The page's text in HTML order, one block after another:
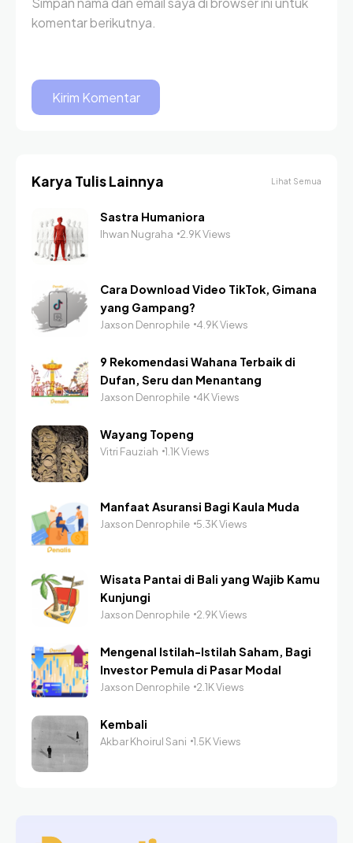
komentar berikutnya.
Karya Tulis Lainnya Lihat Semua
Sastra Humaniora
Ihwan Nugraha 2.9K Views
Cara Download Video TikTok, Gimana
yang Gampang?
Jaxson Denrophile 4.9K Views
9 Rekomendasi Wahana Terbaik di
Dufan, Seru dan Menantang
Jaxson Denrophile 4K Views
Wayang Topeng
Vitri Fauziah 1.1K Views
Manfaat Asuransi Bagi Kaula Muda
Jaxson Denrophile 5.3K Views
Wisata Pantai di Bali yang Wajib Kamu
Kunjungi
Jaxson Denrophile 2.9K Views
Mengenal Istilah-Istilah Saham, Bagi
Investor Pemula di Pasar Modal
Jaxson Denrophile 2.1K Views
Kembali
Akbar Khoirul Sani 1.5K Views